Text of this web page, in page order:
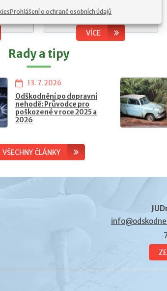
Prohlášení o ochraně osobních údajů
kompenzaci.
VÍCE
Rady a tipy
13. 7. 2026
Odškodnění po dopravní
nehodě: Průvodce pro
poškozené v roce 2025 a
2026
VŠECHNY ČLÁNKY